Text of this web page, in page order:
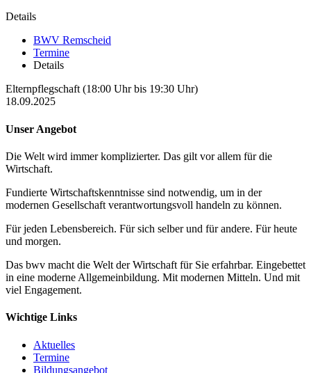
Details
BWV Remscheid
Termine
Details
Elternpflegschaft (18:00 Uhr bis 19:30 Uhr)
18.09.2025
Unser Angebot
Die Welt wird immer komplizierter. Das gilt vor allem für die
Wirtschaft.
Fundierte Wirtschaftskenntnisse sind notwendig, um in der
modernen Gesellschaft verantwortungsvoll handeln zu können.
Für jeden Lebensbereich. Für sich selber und für andere. Für heute
und morgen.
Das bwv macht die Welt der Wirtschaft für Sie erfahrbar. Eingebettet
in eine moderne Allgemeinbildung. Mit modernen Mitteln. Und mit
viel Engagement.
Wichtige Links
Aktuelles
Termine
Bildungsangebot